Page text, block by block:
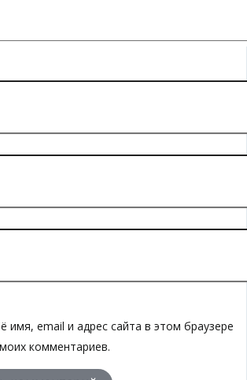
имя, email и адрес сайта в этом браузере
комментариев.